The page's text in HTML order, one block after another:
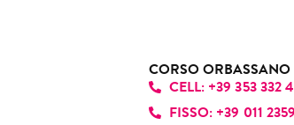
e
CORSO ORBASSANO
CELL: +39 353 332
FISSO: +39 011